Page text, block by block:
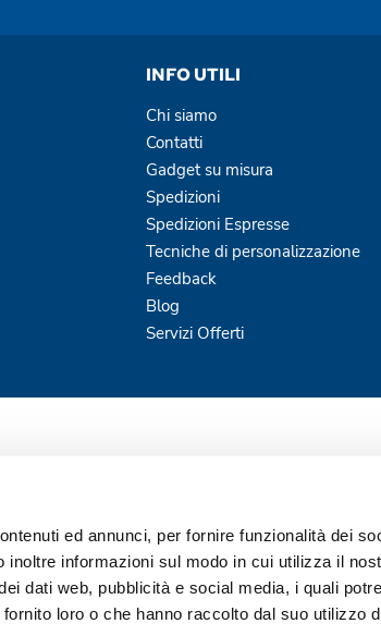
ed annunci, per fornire funzionalità dei
informazioni sul modo in cui utilizza il
dati web, pubblicità e social media, i quali
loro o che hanno raccolto dal suo utilizzo
INFO UTILI
Chi siamo
Contatti
Gadget su misura
Spedizioni
Spedizioni Espresse
Tecniche di personalizzazione
Feedback
Blog
Servizi Offerti